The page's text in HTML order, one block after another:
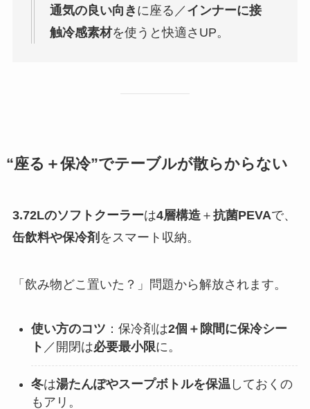
通気の良い向き に座る／ インナーに接
触冷感素材を使うと快適さUP。
“座る＋保冷”でテーブルが散らからない
3.72Lのソフトクーラーは4層構造＋ 抗菌PEVAで、
缶飲料や保冷剤 をスマート収納。
「飲み物どこ置いた？」問題から解放されます。
使い方のコツ ：保冷剤は2個＋隙間に保冷シー
ト ／開閉は必要最小限に。
冬は湯たんぽやスープボトルを保温しておくの
もアリ。